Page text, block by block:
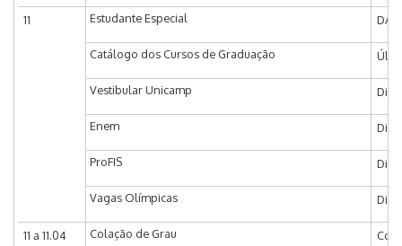
11 Estudante Especial
Catálogo dos Cursos de Graduação
Vestibular Unicamp
Enem
ProFIS
Vagas Olímpicas
11 a 11.04 Colação de Grau